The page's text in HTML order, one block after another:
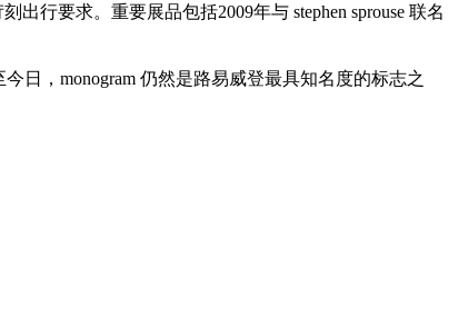
行要求。重要展品包括2009年与 stephen sprouse 联名
日，monogram 仍然是路易威登最具知名度的标志之